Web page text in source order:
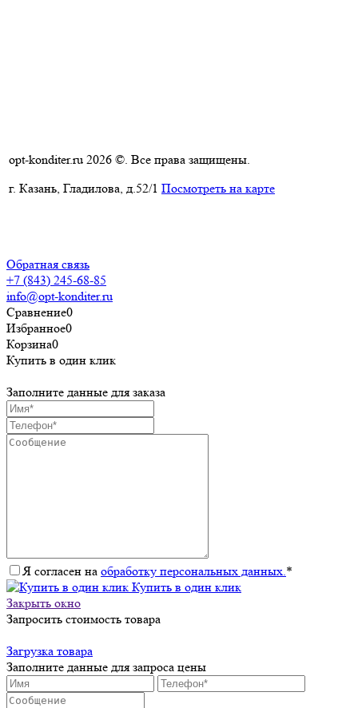
opt-konditer.ru 2026 ©. Все права защищены.
г. Казань, Гладилова, д.52/1 Посмотреть на карте
Обратная связь
+7 (843) 245-68-85
info@opt-konditer.ru
Сравнение0
Избранное0
Корзина0
Купить в один клик
Заполните данные для заказа
Я согласен на обработку персональных данных.*
Купить в один клик
Закрыть окно
Запросить стоимость товара
Загрузка товара
Заполните данные для запроса цены